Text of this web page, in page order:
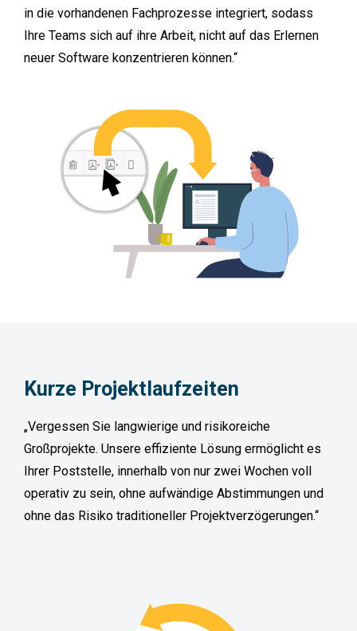
in die vorhandenen Fachprozesse integriert, sodass
Ihre Teams sich auf ihre Arbeit, nicht auf das Erlernen
neuer Software konzentrieren können.“
Kurze Projektlaufzeiten
„Vergessen Sie langwierige und risikoreiche
Großprojekte. Unsere effiziente Lösung ermöglicht es
Ihrer Poststelle, innerhalb von nur zwei Wochen voll
operativ zu sein, ohne aufwändige Abstimmungen und
ohne das Risiko traditioneller Projektverzögerungen.“